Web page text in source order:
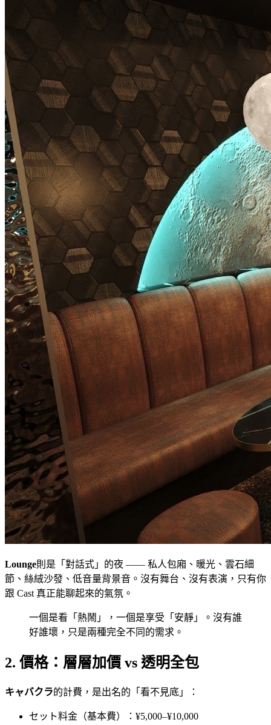
Lounge則是「對話式」的夜 —— 私人包廂、暖光、雲石細
節、絲絨沙發、低音量背景音。沒有舞台、沒有表演，只有你
跟 Cast 真正能聊起來的氣氛。
一個是看「熱鬧」，一個是享受「安靜」。沒有誰
好誰壞，只是兩種完全不同的需求。
2. 價格：層層加價 vs 透明全包
キャバクラ的計費，是出名的「看不見底」：
セット料金（基本費）：¥5,000–¥10,000